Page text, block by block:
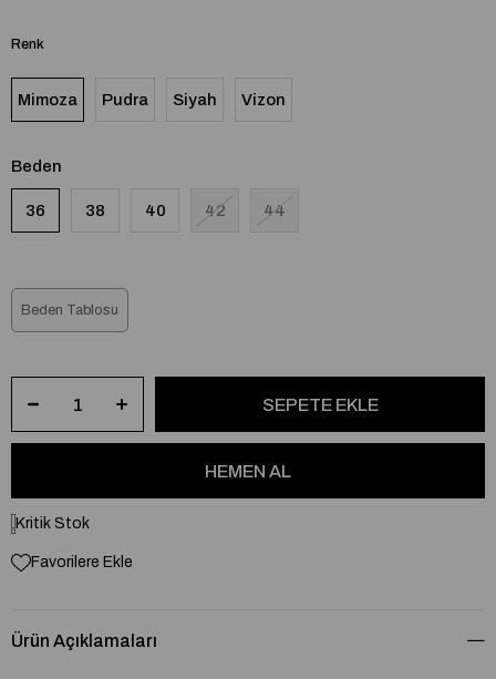
Renk
Mimoza Pudra Siyah Vizon
Beden
36 38 40 42 44
Beden Tablosu
Kritik Stok
Favorilere Ekle
Ürün Açıklamaları